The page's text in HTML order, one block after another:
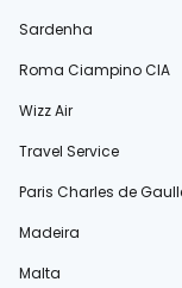
Sardenha
Roma Ciampino CIA
Wizz Air
Travel Service
Paris Charles de
Madeira
Malta